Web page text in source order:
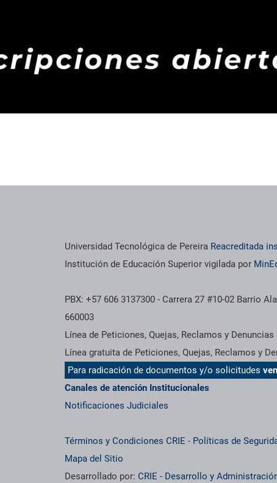
Universidad Tecnológica de Pereira Reacreditada
Institución de Educación Superior vigilada por
PBX: +57 606 3137300 - Carrera 27 #10-02 Barrio
660003
Línea de Peticiones, Quejas, Reclamos y
Línea gratuita de Peticiones, Quejas, Reclamos y
Para radicación de documentos y/o solicitudes
Canales de atención Institucionales
Notificaciones Judiciales
Términos y Condiciones CRIE - Políticas de
Mapa del Sitio
Desarrollado por:CRIE - Desarrollo y